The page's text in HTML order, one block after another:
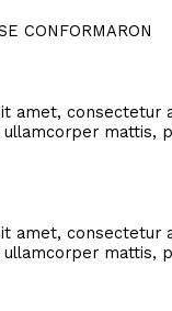
CONFORMARON
amet, consectetur
mattis,
amet, consectetur
mattis,